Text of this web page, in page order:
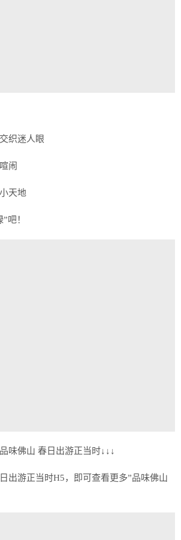
织迷人眼
闹
天地
吧！
味佛山 春日出游正当时↓↓↓
出游正当时H5，即可查看更多”品味佛山